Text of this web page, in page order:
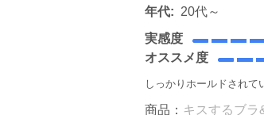
年代: 20代～
実感度
オススメ度
しっかりホールドされて
商品： キスするブラ